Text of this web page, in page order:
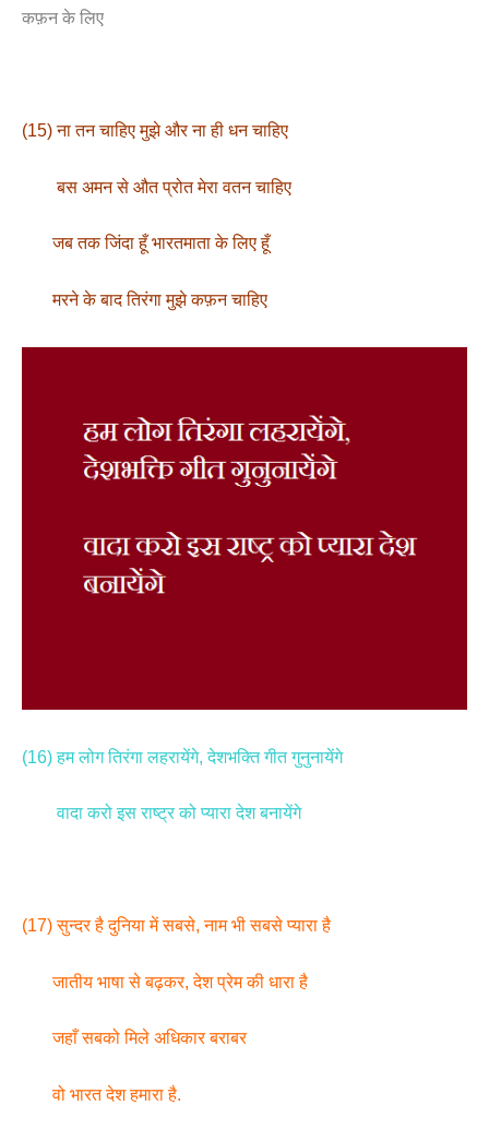
कफ़न के लिए
(15) ना तन चाहिए मुझे और ना ही धन चाहिए
बस अमन से औत प्रोत मेरा वतन चाहिए
जब तक जिंदा हूँ भारतमाता के लिए हूँ
मरने के बाद तिरंगा मुझे कफ़न चाहिए
(16) हम लोग तिरंगा लहरायेंगे, देशभक्ति गीत गुनुनायेंगे
वादा करो इस राष्ट्र को प्यारा देश बनायेंगे
(17) सुन्दर है दुनिया में सबसे, नाम भी सबसे प्यारा है
जातीय भाषा से बढ़कर, देश प्रेम की धारा है
जहाँ सबको मिले अधिकार बराबर
वो भारत देश हमारा है.